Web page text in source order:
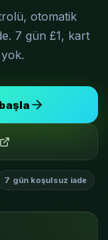
otomatik
7 gün £1, kart
7 gün koşulsuz iade